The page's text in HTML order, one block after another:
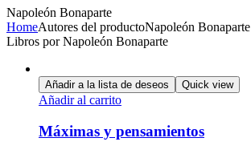
Napoleón Bonaparte
HomeAutores del productoNapoleón Bonaparte
Libros por Napoleón Bonaparte
Añadir a la lista de deseos Quick view
Añadir al carrito
Máximas y pensamientos